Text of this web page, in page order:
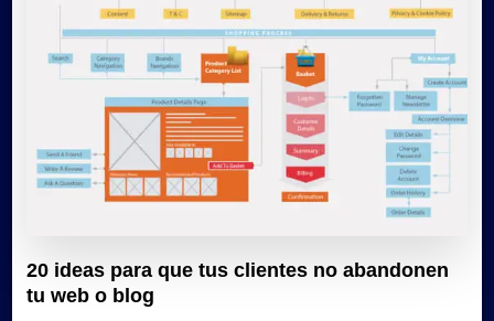
20 ideas para que tus clientes no abandonen
tu web o blog